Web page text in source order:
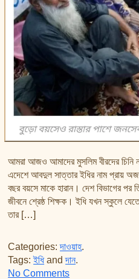
আমরা আজও আমাদের মুসলিম বীরদের চিনি
এদেশে আবদুল সাত্তার ইধির নাম প্রায়
বছর বয়সে মাকে হারান। দেশ বিভাগের পর
জীবনে শ্রেষ্ঠ শিক্ষক। ইধি যখন স্কুলে
তার […]
Categories: দাওয়াহ.
Tags: ইধিandদান.
No Commentson শিক্ষক যখন মা